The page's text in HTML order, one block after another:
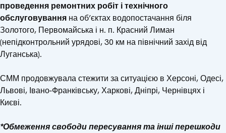
проведення ремонтних робіт і технічного
обслуговування на об’єктах водопостачання біля
Золотого, Первомайська і н. п. Красний Лиман
(непідконтрольний урядові, 30 км на північний захід від
Луганська).
СММ продовжувала стежити за ситуацією в Херсоні, Одесі,
Львові, Івано-Франківську, Харкові, Дніпрі, Чернівцях і
Києві.
*Обмеження свободи пересування та інші перешкоди